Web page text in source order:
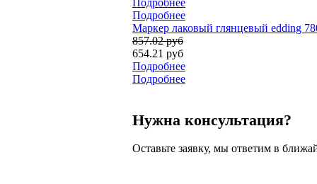
Подробнее
Маркер лаковый глянцевый edding
857.02 руб
654.21 руб
Подробнее
Подробнее
Нужна консультация?
Оставьте заявку, мы ответим в